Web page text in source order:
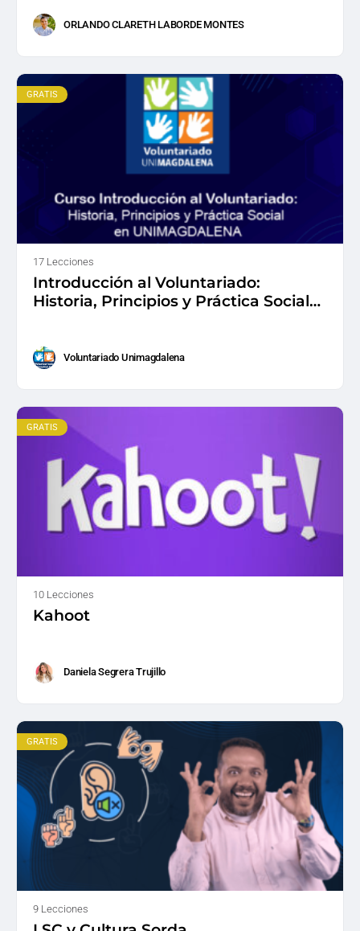
ORLANDO CLARETH LABORDE MONTES
GRATIS
17 Lecciones
Introducción al Voluntariado:
Historia, Principios y Práctica Social
Voluntariado Unimagdalena
GRATIS
10 Lecciones
Kahoot
Daniela Segrera Trujillo
GRATIS
9 Lecciones